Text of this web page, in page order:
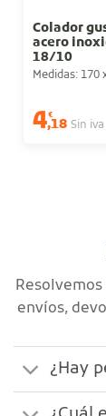
Colador
acero
18/10
Medidas: 170
4€
,18 Sin iva
envíos,
¿Hay